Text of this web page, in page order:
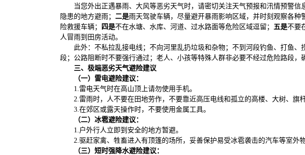
当您外出正遇暴雨、大风等恶劣天气时，请密切关注天气预报和汛情预警信
隐患的地方避雨； 二是雨天驾驶车辆，尽量避开暴雨影响区域，并时刻观察各种
险救援车辆；
四是不在水塘、水库、河道、过水路面等危险区域逗留； 五是不要
人冒雨到田房活动。
此外：不私拉乱接电线；不向河里乱扔垃圾和杂物；不到河段钓鱼、打鱼
段；公路阻断时不要强行通过；老人、小孩等特殊人群非必要不经过危险路段，
三、极端恶劣天气避险建议
（一）雷电避险建议：
1.雷电天气时在高山顶上请勿使用手机。
2.雷雨时，人不要在田地劳作，不要靠近高压电线和孤立的高楼、大树、旗
3.在郊区或露天操作时，不要使用金属工具。
（二）冰雹避险建议：
1.户外行人立即到安全的地方暂避。
2.驱赶家禽、牲畜进入有顶篷的场所，妥善保护易受冰雹袭击的汽车等室外
（三）短时强降水避险建议：